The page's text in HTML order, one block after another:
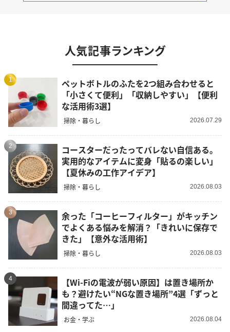
人気記事ランキング
1
ペットボトルのふたを2つ組み合わせると
「小さくて便利」「収納しやすい」【便利
な活用術3選】
掃除・暮らし 2026.07.29
2
コースターだったってバレない自信ある。
実用的なアイテムに変身「貼るの楽しい」
【夏休みの工作アイデア】
掃除・暮らし 2026.08.03
3
余った「コーヒーフィルター」がキッチン
でよくある悩みを解消？「きれいに保存で
きた」【意外な活用術】
掃除・暮らし 2026.08.03
4
【Wi-Fiの電波が弱い原因】は置き場所か
も？避けたい“NGな置き場所”4選「ずっと
間違ってた…」
お金・学ぶ 2026.08.04